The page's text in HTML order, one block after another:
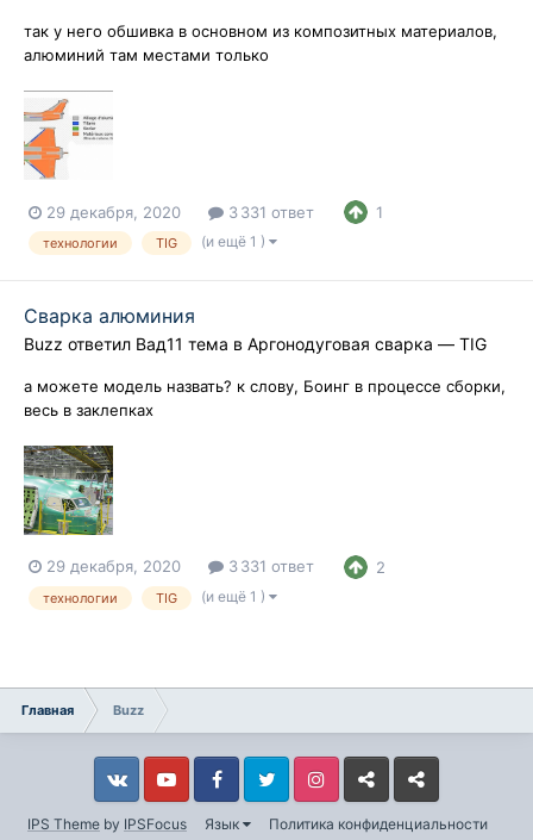
так у него обшивка в основном из композитных материалов,
алюминий там местами только
29 декабря, 2020 3 331 ответ 1
технологии TIG (и ещё 1 )
Сварка алюминия
Buzz ответил Вад11 тема в Аргонодуговая сварка — TIG
а можете модель назвать? к слову, Боинг в процессе сборки,
весь в заклепках
29 декабря, 2020 3 331 ответ 2
технологии TIG (и ещё 1 )
Главная Buzz
IPS Theme by IPSFocus Язык
Политика конфиденциальности
VkontakteYouTube FacebookTwitter InstagramLivejournalOdnoklassniki